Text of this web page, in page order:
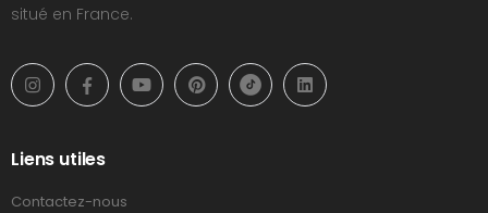
situé en France.
Liens utiles
Contactez-nous